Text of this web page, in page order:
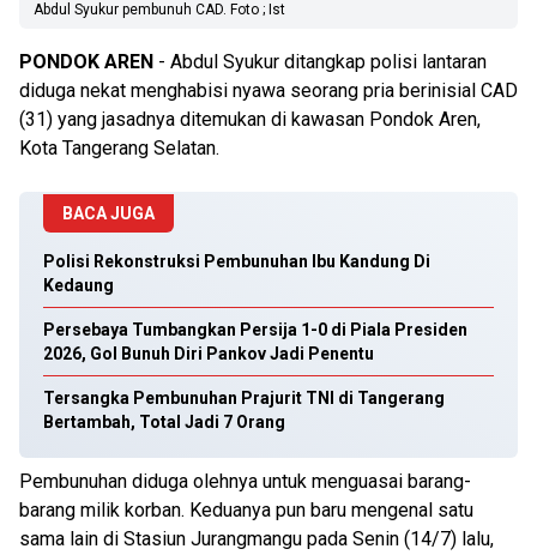
Abdul Syukur pembunuh CAD. Foto ; Ist
PONDOK AREN - Abdul Syukur ditangkap polisi lantaran
diduga nekat menghabisi nyawa seorang pria berinisial CAD
(31) yang jasadnya ditemukan di kawasan Pondok Aren,
Kota Tangerang Selatan.
BACA JUGA
Polisi Rekonstruksi Pembunuhan Ibu Kandung Di
Kedaung
Persebaya Tumbangkan Persija 1-0 di Piala Presiden
2026, Gol Bunuh Diri Pankov Jadi Penentu
Tersangka Pembunuhan Prajurit TNI di Tangerang
Bertambah, Total Jadi 7 Orang
Pembunuhan diduga olehnya untuk menguasai barang-
barang milik korban. Keduanya pun baru mengenal satu
sama lain di Stasiun Jurangmangu pada Senin (14/7) lalu,